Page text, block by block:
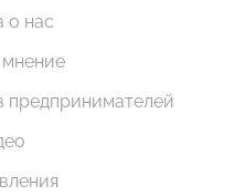
о нас
предпринимателей